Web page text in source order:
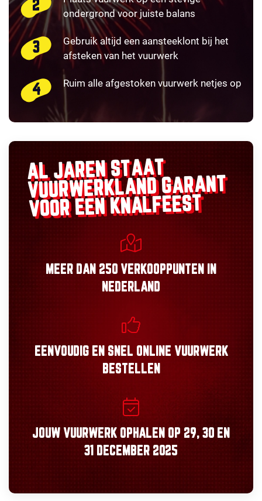
ondergrond voor juiste balans
Gebruik altijd een aansteeklont bij het
afsteken van het vuurwerk
Ruim alle afgestoken vuurwerk netjes op
AL JAREN STAAT
VUURWERKLANDGARANT
VOOR EEN KNALFEEST
MEER DAN 250 VERKOOPPUNTEN
IN
NEDERLAND
EENVOUDIGEN SNEL ONLINE VUURWERK
BESTELLEN
JOUW VUURWERK OPHALEN OP 29, 30 EN
31 DECEMBER 2025